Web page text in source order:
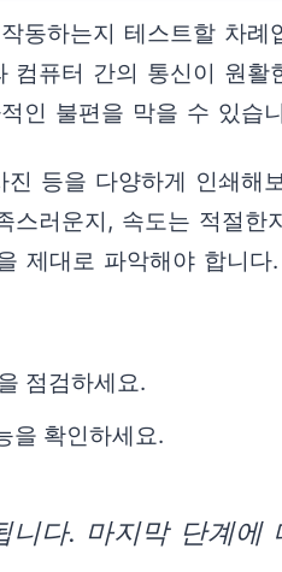
동하는지 테스트할 차
퓨터 간의 통신이 원
인 불편을 막을 수 있습
등을 다양하게 인쇄
러운지, 속도는 적절
제대로 파악해야 합니다.
점검하세요.
을 확인하세요.
다. 마지막 단계에